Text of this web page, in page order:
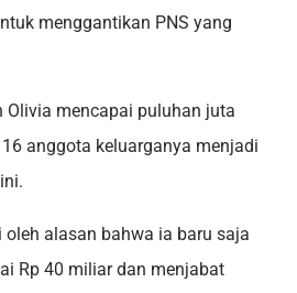
menggantikan PNS yang
mencapai puluhan juta
anggota keluarganya menjadi
alasan bahwa ia baru saja
Rp 40 miliar dan menjabat